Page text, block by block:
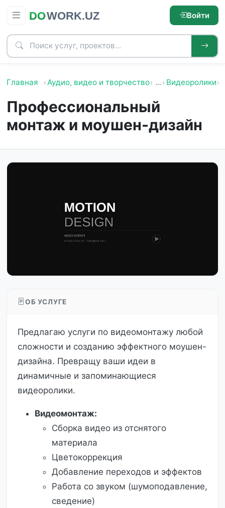
Войти
Главная Аудио, видео и творчество … Видеоролики
Профессиональный
монтаж и моушен-дизайн
ОБ УСЛУГЕ
Предлагаю услуги по видеомонтажу любой
сложности и созданию эффектного моушен-
дизайна. Превращу ваши идеи в
динамичные и запоминающиеся
видеоролики.
Видеомонтаж:
Сборка видео из отснятого
материала
Цветокоррекция
Добавление переходов и эффектов
Работа со звуком (шумоподавление,
сведение)